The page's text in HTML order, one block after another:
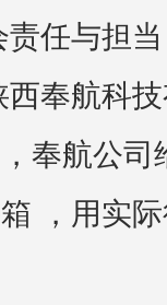
任与担
奉航科
奉航公司
，用实际